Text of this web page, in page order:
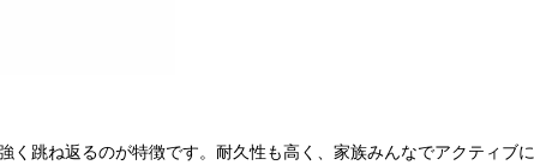
く跳ね返るのが特徴です。耐久性も高く、家族みんなでアクティブに